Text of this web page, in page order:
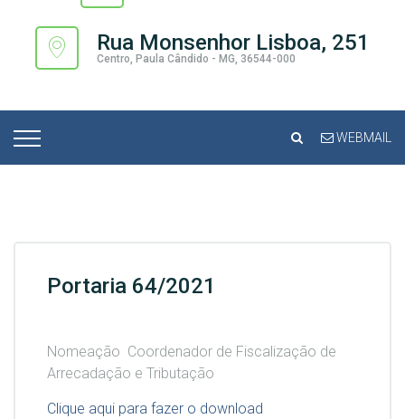
Rua Monsenhor Lisboa, 251
Centro, Paula Cândido - MG, 36544-000
WEBMAIL
Portaria 64/2021
Nomeação Coordenador de Fiscalização de
Arrecadação e Tributação
Clique aqui para fazer o download